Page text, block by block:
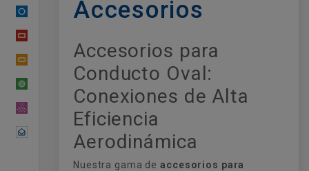
Conducto Circular
Conducto Oval
Tubería Flexible
Accesorios
Accesorios para
Conducto Oval:
Conexiones de Alta
Eficiencia
Aerodinámica
Nuestra gama deaccesorios para